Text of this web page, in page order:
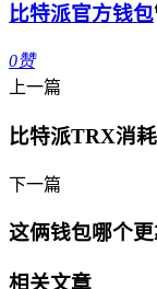
比特派官方钱包
0赞
上一篇
比特派TRX消
下一篇
这俩钱包哪个
相关文章